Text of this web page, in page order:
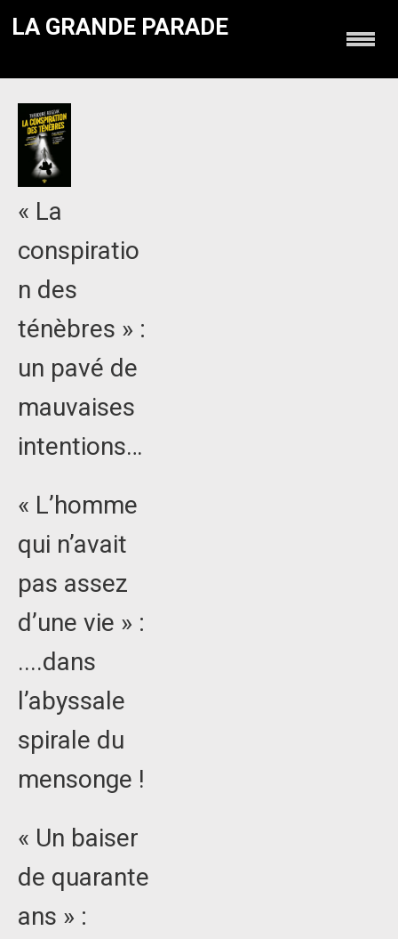
LA GRANDE PARADE
« La
conspiratio
n des
ténèbres » :
un pavé de
mauvaises
intentions…
« L’homme
qui n’avait
pas assez
d’une vie » :
....dans
l’abyssale
spirale du
mensonge !
« Un baiser
de quarante
ans » :